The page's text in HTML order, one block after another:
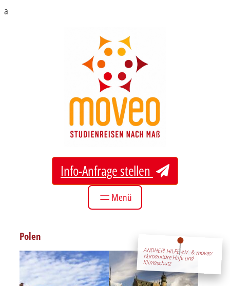
Zum
a
Info-Anfrage stellen
Polen